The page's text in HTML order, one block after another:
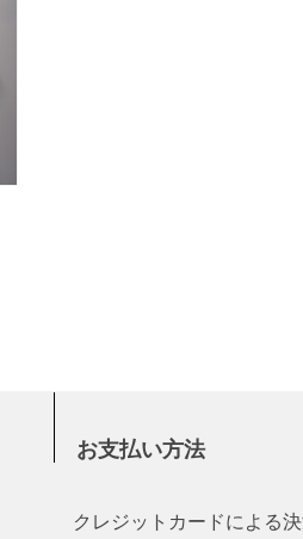
お支払い方法
クレジットカードによる